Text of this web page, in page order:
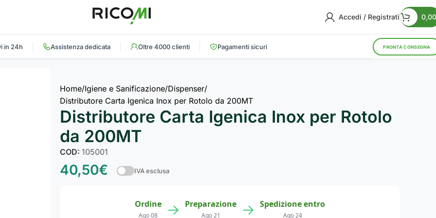
Accedi / Registrati 0,00
in 24h Assistenza dedicata Oltre 4000 clienti Pagamenti sicuri PRONTA CONSEGNA
Home Igiene e Sanificazione Dispenser
Distributore Carta Igenica Inox per Rotolo da 200MT
Distributore Carta Igenica Inox per Rotolo
da 200MT
COD:105001
40,50€ IVA esclusa
Ordine
Ago 08 → Preparazione
Ago 21 → Spedizione entro
Ago 24